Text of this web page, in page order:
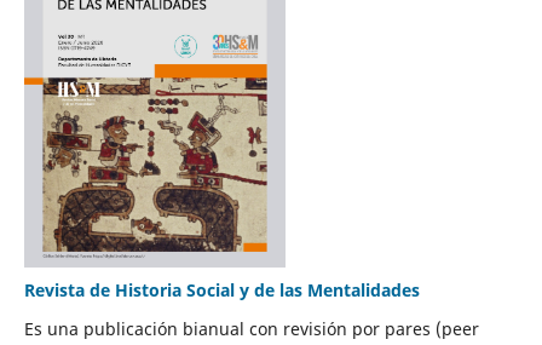
Revista de Historia Social y de las Mentalidades
Es una publicación bianual con revisión por pares (peer